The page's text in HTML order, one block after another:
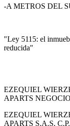
-A METROS DEL
"Ley 5115: el
reducida"
EZEQUIEL
APARTS
EZEQUIEL
APARTS S.A.S,